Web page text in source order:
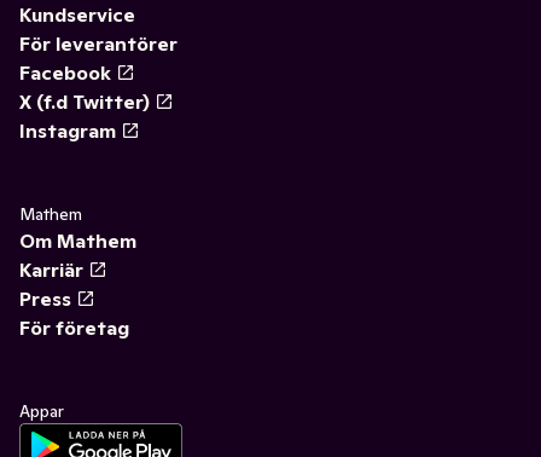
Kundservice
För leverantörer
Facebook
X (f.d Twitter)
Instagram
Mathem
Om Mathem
Karriär
Press
För företag
Appar